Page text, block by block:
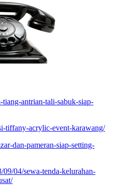
antrian-tali-sabuk-siap-
tiffany-acrylic-event-karawang/
dan-pameran-siap-setting-
04/sewa-tenda-kelurahan-